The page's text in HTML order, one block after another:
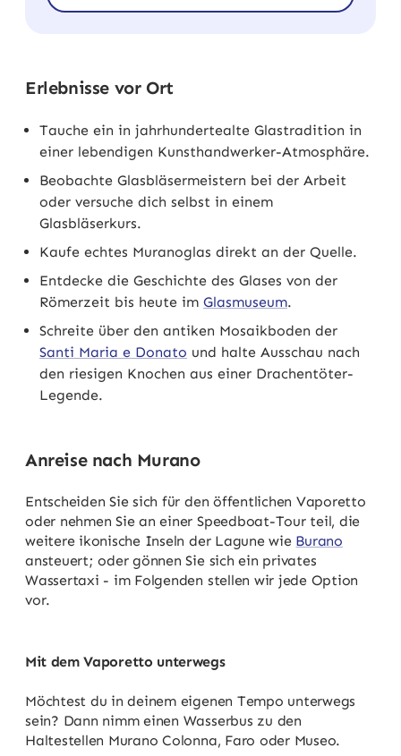
Erlebnisse vor Ort
Tauche ein in jahrhundertealte Glastradition in
einer lebendigen Kunsthandwerker-Atmosphäre.
Beobachte Glasbläsermeistern bei der Arbeit
oder versuche dich selbst in einem
Glasbläserkurs.
Kaufe echtes Muranoglas direkt an der Quelle.
Entdecke die Geschichte des Glases von der
Römerzeit bis heute im Glasmuseum.
Schreite über den antiken Mosaikboden der
Santi Maria e Donato und halte Ausschau nach
den riesigen Knochen aus einer Drachentöter-
Legende.
Anreise nach Murano
Entscheiden Sie sich für den öffentlichen Vaporetto
oder nehmen Sie an einer Speedboat-Tour teil, die
weitere ikonische Inseln der Lagune wie Burano
ansteuert; oder gönnen Sie sich ein privates
Wassertaxi - im Folgenden stellen wir jede Option
vor.
Mit dem Vaporetto unterwegs
Möchtest du in deinem eigenen Tempo unterwegs
sein? Dann nimm einen Wasserbus zu den
Haltestellen Murano Colonna, Faro oder Museo.